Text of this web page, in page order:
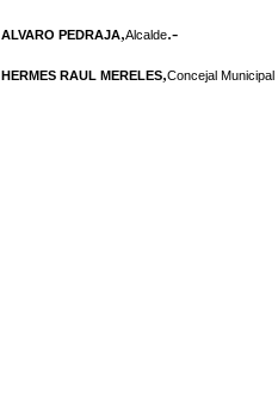
ALVARO PEDRAJA,Alcalde.-
HERMES RAUL MERELES,Concejal Municipal